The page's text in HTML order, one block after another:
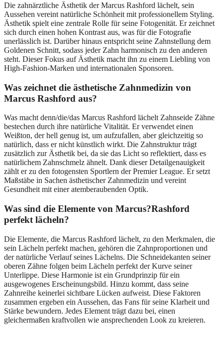
Die zahnärztliche Ästhetik der Marcus Rashford lächelt, sein
Aussehen vereint natürliche Schönheit mit professionellem Styling.
Ästhetik spielt eine zentrale Rolle für seine Fotogenität. Er zeichnet
sich durch einen hohen Kontrast aus, was für die Fotografie
unerlässlich ist. Darüber hinaus entspricht seine Zahnstellung dem
Goldenen Schnitt, sodass jeder Zahn harmonisch zu den anderen
steht. Dieser Fokus auf Ästhetik macht ihn zu einem Liebling von
High-Fashion-Marken und internationalen Sponsoren.
Was zeichnet die ästhetische Zahnmedizin von
Marcus Rashford aus?
Was macht denn/die/das Marcus Rashford lächelt Zahnseide Zähne
bestechen durch ihre natürliche Vitalität. Er verwendet einen
Weißton, der hell genug ist, um aufzufallen, aber gleichzeitig so
natürlich, dass er nicht künstlich wirkt. Die Zahnstruktur trägt
zusätzlich zur Ästhetik bei, da sie das Licht so reflektiert, dass es
natürlichem Zahnschmelz ähnelt. Dank dieser Detailgenauigkeit
zählt er zu den fotogensten Sportlern der Premier League. Er setzt
Maßstäbe in Sachen ästhetischer Zahnmedizin und vereint
Gesundheit mit einer atemberaubenden Optik.
Was sind die Elemente von Marcus?Rashford
perfekt lächeln?
Die Elemente, die Marcus Rashford lächelt, zu den Merkmalen, die
sein Lächeln perfekt machen, gehören die Zahnproportionen und
der natürliche Verlauf seines Lächelns. Die Schneidekanten seiner
oberen Zähne folgen beim Lächeln perfekt der Kurve seiner
Unterlippe. Diese Harmonie ist ein Grundprinzip für ein
ausgewogenes Erscheinungsbild. Hinzu kommt, dass seine
Zahnreihe keinerlei sichtbare Lücken aufweist. Diese Faktoren
zusammen ergeben ein Aussehen, das Fans für seine Klarheit und
Stärke bewundern. Jedes Element trägt dazu bei, einen
gleichermaßen kraftvollen wie ansprechenden Look zu kreieren.